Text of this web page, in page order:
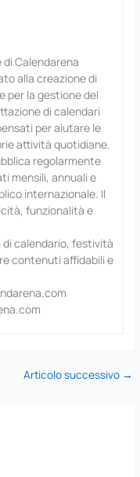
Calendarena
alla creazione di
per la gestione del
di calendari
per aiutare le
attività quotidiane.
regolarmente
mensili, annuali e
internazionale. Il
funzionalità e
calendario, festività
contenuti affidabili e
Articolo successivo →